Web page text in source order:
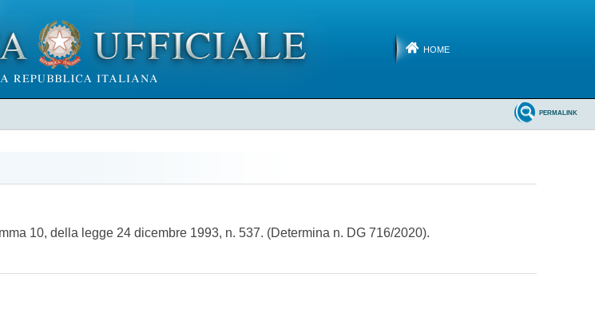
HOME
PERMALINK
10, della legge 24 dicembre 1993, n. 537. (Determina n. DG 716/2020).